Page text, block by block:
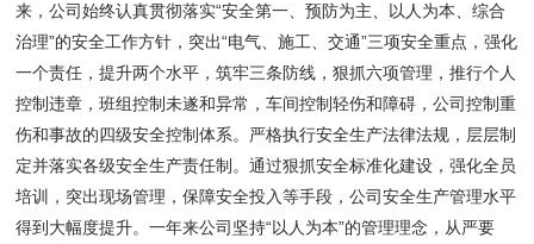
来，公司始终认真贯彻落实“安全第一、预防为主、以人为本、综合
治理”的安全工作方针，突出“电气、施工、交通”三项安全重点，强化
一个责任，提升两个水平，筑牢三条防线，狠抓六项管理，推行个人
控制违章，班组控制未遂和异常，车间控制轻伤和障碍，公司控制重
伤和事故的四级安全控制体系。严格执行安全生产法律法规，层层制
定并落实各级安全生产责任制。通过狠抓安全标准化建设，强化全员
培训，突出现场管理，保障安全投入等手段，公司安全生产管理水平
得到大幅度提升。一年来公司坚持“以人为本”的管理理念，从严要